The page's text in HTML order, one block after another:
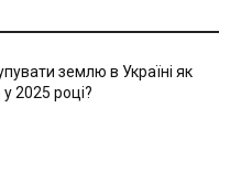
землю в Україні як
у 2025 році?